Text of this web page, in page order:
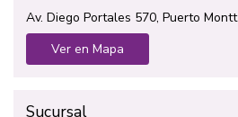
Av. Diego Portales 570, Puerto Montt
Ver en Mapa
Sucursal